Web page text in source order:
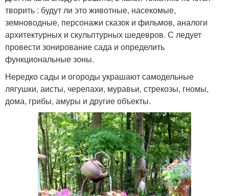
творить : будут ли это животные, насекомые,
земноводные, персонажи сказок и фильмов, аналоги
архитектурных и скульптурных шедевров. С ледует
провести зонирование сада и определить
функциональные зоны.
Нередко сады и огороды украшают самодельные
лягушки, аисты, черепахи, муравьи, стрекозы, гномы,
дома, грибы, амуры и другие объекты.